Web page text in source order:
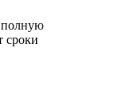
полную
сроки